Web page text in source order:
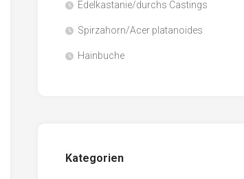
Sägenebenprodukte
Edelkastanie/durchs Castings
Spirzahorn/Acer platanoides
Hainbuche
Kategorien